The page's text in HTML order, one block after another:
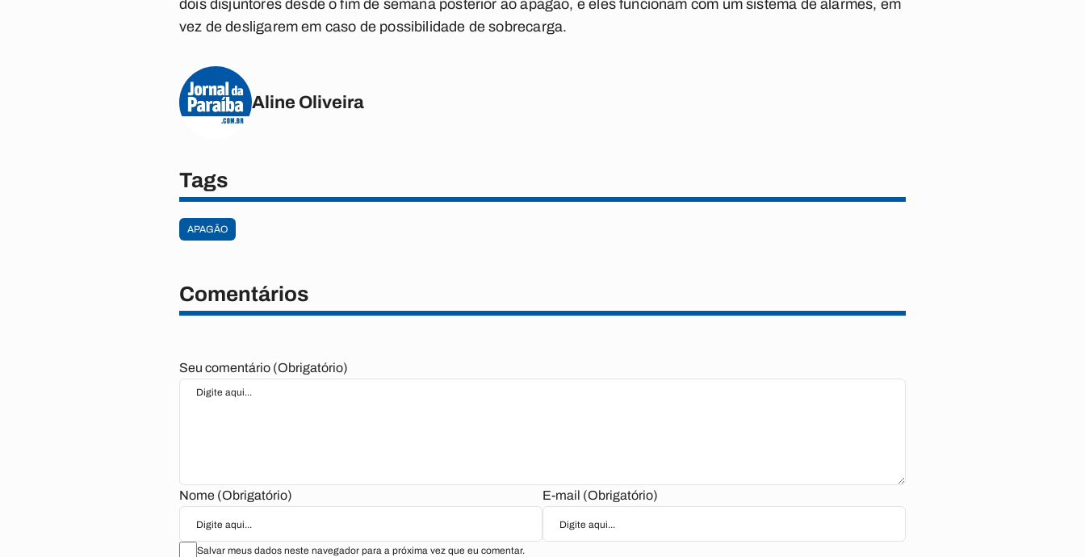
dois disjuntores desde o fim de semana posterior ao apagão, e eles funcionam com um sistema de alarmes, em
vez de desligarem em caso de possibilidade de sobrecarga.
Aline Oliveira
Tags
APAGÃO
Comentários
Seu comentário (Obrigatório)
Nome (Obrigatório) E-mail (Obrigatório)
Salvar meus dados neste navegador para a próxima vez que eu comentar.